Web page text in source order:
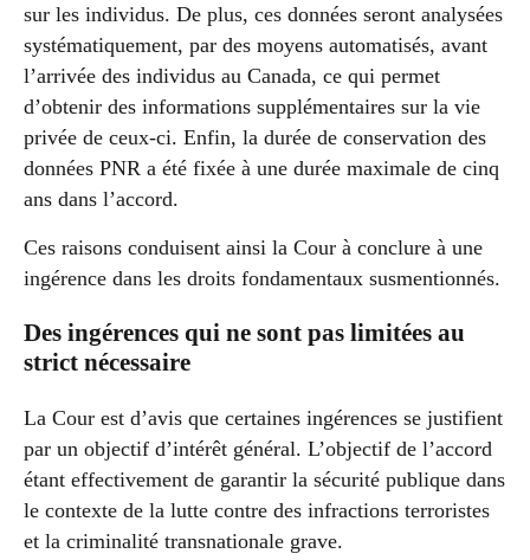
sur les individus. De plus, ces données seront analysées
systématiquement, par des moyens automatisés, avant
l’arrivée des individus au Canada, ce qui permet
d’obtenir des informations supplémentaires sur la vie
privée de ceux-ci. Enfin, la durée de conservation des
données PNR a été fixée à une durée maximale de cinq
ans dans l’accord.
Ces raisons conduisent ainsi la Cour à conclure à une
ingérence dans les droits fondamentaux susmentionnés.
Des ingérences qui ne sont pas limitées au
strict nécessaire
La Cour est d’avis que certaines ingérences se justifient
par un objectif d’intérêt général. L’objectif de l’accord
étant effectivement de garantir la sécurité publique dans
le contexte de la lutte contre des infractions terroristes
et la criminalité transnationale grave.